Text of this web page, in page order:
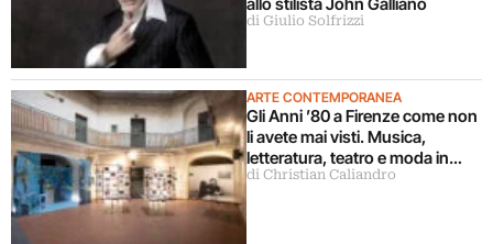
di Giulio Solfrizzi
ARTE CONTEMPORANEA
Gli Anni ’80 a Firenze come non
li avete mai visti. Musica,
letteratura, teatro e moda in
mostra
di Christian Caliandro